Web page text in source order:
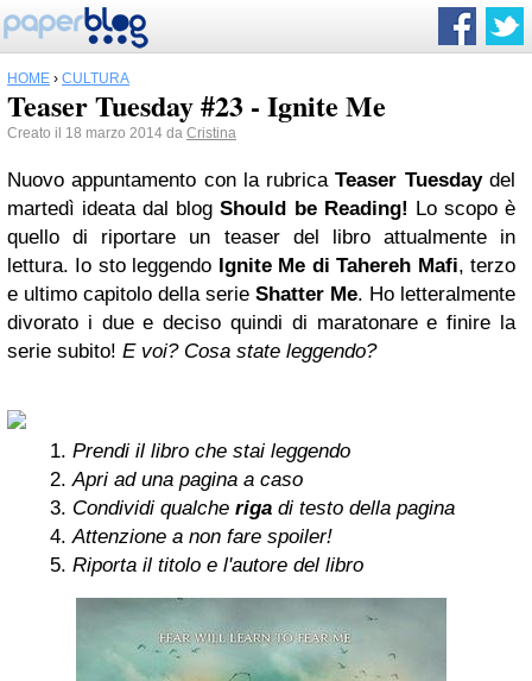
HOME › CULTURA
Teaser Tuesday #23 - Ignite Me
Creato il 18 marzo 2014 da Cristina
Nuovo appuntamento con la rubricaTeaser Tuesdaydel
martedì ideata dal blogShould be Reading! Lo scopo è
quello di riportare un teaser del libro attualmente in
lettura. Io sto leggendo Ignite Me di Tahereh Mafi, terzo
e ultimo capitolo della serie Shatter Me. Ho letteralmente
divorato i due e deciso quindi di maratonare e finire la
serie subito! E voi? Cosa state leggendo?
Prendi il libro che stai leggendo
Apri ad una pagina a caso
Condividi qualche riga di testo della pagina
Attenzione a non fare spoiler!
Riporta il titolo e l'autore del libro